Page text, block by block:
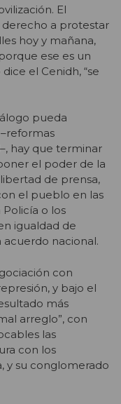
El
a protestar
hoy y mañana,
ese es un
el Cenidh, “se
pueda
hay que terminar
el poder de la
de prensa,
el pueblo en las
o los
igualdad de
nacional.
con
y bajo el
más
arreglo”, con
las
con los
y su conglomerado